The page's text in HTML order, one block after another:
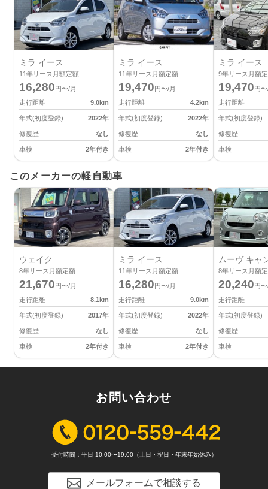
ミラ イース
11年リース月額定額
16,280円〜/月
走行距離
9.0km
年式(初度登録) 2022年
修復歴 なし
車検 2年付き
ミラ イース
11年リース月額定額
19,470円〜/月
走行距離
4.2km
年式(初度登録) 2022年
修復歴 なし
車検 2年付き
ミラ イース
9年リース月額
19,470円
走行距離
年式(初度登録)
修復歴
車検
このメーカーの軽自動車
ウェイク
8年リース月額定額
21,670円〜/月
走行距離
8.1km
年式(初度登録) 2017年
修復歴 なし
車検 2年付き
ミラ イース
11年リース月額定額
16,280円〜/月
走行距離
9.0km
年式(初度登録) 2022年
修復歴 なし
車検 2年付き
ムーヴ キャ
8年リース月額
20,240円
走行距離
年式(初度登録)
修復歴
車検
お問い合わせ
受付時間：平日 10:00〜19:00（土日・祝日・年末年始休み）
メールフォームで相談する